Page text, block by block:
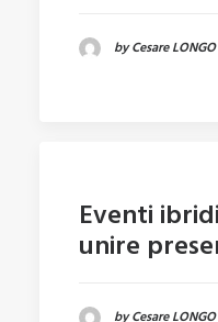
by Cesare LONGO
Eventi
unire
by Cesare LONGO